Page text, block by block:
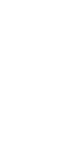
Zentrale
Für